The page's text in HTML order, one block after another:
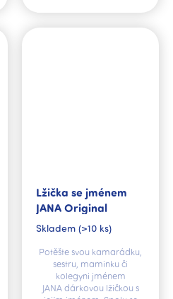
Lžička se jménem
JANA Original
Skladem (>10 ks)
Potěšte svou kamarádku,
sestru, maminku či
kolegyni jménem
JANA dárkovou lžičkou s